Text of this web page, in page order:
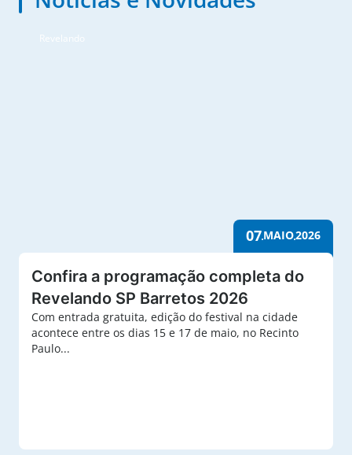
Revelando
07MAIO2026
Confira a programação completa do
Revelando SP Barretos 2026
Com entrada gratuita, edição do festival na cidade
acontece entre os dias 15 e 17 de maio, no Recinto
Paulo...